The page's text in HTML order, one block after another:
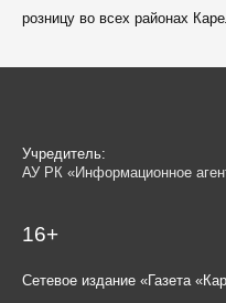
розницу во всех районах
Учредитель:
АУ РК «Информационное
16+
Сетевое издание «Газета